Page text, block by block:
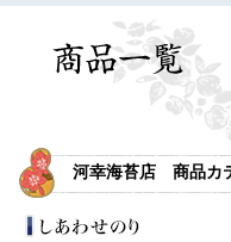
河幸海苔店 商品カ